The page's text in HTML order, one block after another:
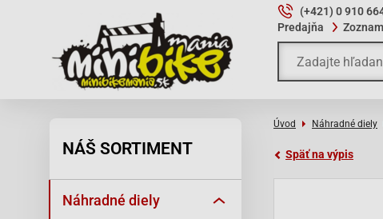
(+421) 0 910
Predajňa
NÁŠ SORTIMENT
Náhradné diely
Úvod Náhradné diely
Späť na výpis